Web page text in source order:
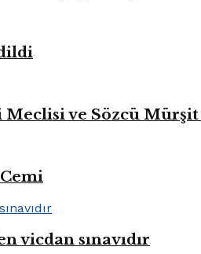
ve Sözcü
vicdan sınavıdır